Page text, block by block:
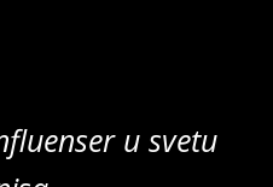
u svetu